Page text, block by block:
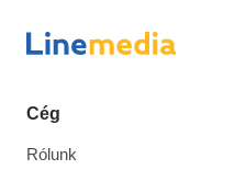
Cég
Rólunk